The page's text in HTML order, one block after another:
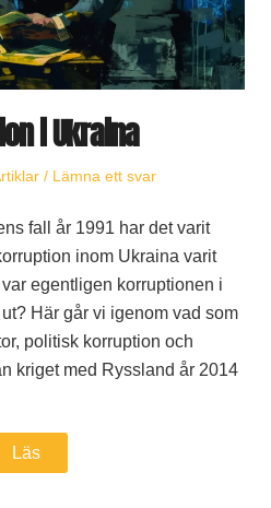
i Ukraina
Lämna ett svar
fall år 1991 har det varit
inom Ukraina varit
egentligen korruptionen i
Här går vi igenom vad som
politisk korruption och
kriget med Ryssland år 2014
Läs